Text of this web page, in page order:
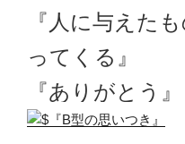
『人に与えた
ってくる』
『ありがとう』